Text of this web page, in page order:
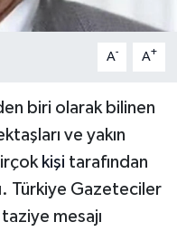
A- A+
biri olarak bilinen
ve yakın
kişi tarafından
Türkiye Gazeteciler
mesajı